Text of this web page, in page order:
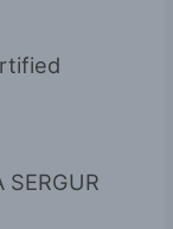
SERGUR